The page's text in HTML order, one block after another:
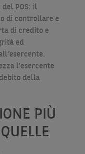
del POS: il
di controllare e
di credito e
ed
l’esercente
della
PIÙ